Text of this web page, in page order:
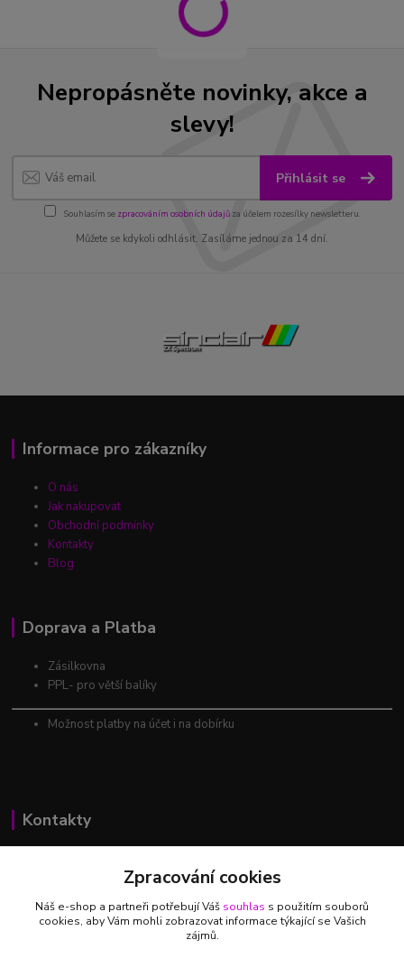
Nepropásněte novinky, akce a
slevy!
Přihlásit se
Souhlasím se zpracováním osobních údajůza účelem rozesílky newsletteru.
Můžete se kdykoli odhlásit. Zasíláme jednou za 14 dní.
Informace pro zákazníky
O nás
Jak nakupovat
Obchodní podmínky
Kontakty
Blog
Doprava a Platba
Zásilkovna
PPL- pro větší balíky
Možnost platby na účet i na dobírku
Kontakty
+420 733 751 266
retrodshop@seznam.cz
Zpracování cookies
Náš e-shop a partneři potřebují Váš souhlas s použitím souborů
cookies, aby Vám mohli zobrazovat informace týkající se Vašich
zájmů.